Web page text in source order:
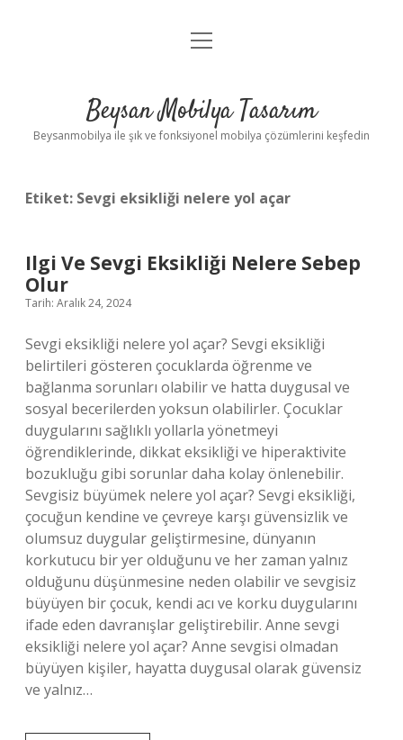
Anasayfa
Yasal Uyarı
menüyü
Beysan Mobilya Tasarım
Beysanmobilya ile şık ve fonksiyonel mobilya çözümlerini keşfedin
Etiket: Sevgi eksikliği nelere yol açar
Ilgi Ve Sevgi Eksikliği Nelere Sebep
Olur
Tarih: Aralık 24, 2024
Sevgi eksikliği nelere yol açar? Sevgi eksikliği
belirtileri gösteren çocuklarda öğrenme ve
bağlanma sorunları olabilir ve hatta duygusal ve
sosyal becerilerden yoksun olabilirler. Çocuklar
duygularını sağlıklı yollarla yönetmeyi
öğrendiklerinde, dikkat eksikliği ve hiperaktivite
bozukluğu gibi sorunlar daha kolay önlenebilir.
Sevgisiz büyümek nelere yol açar? Sevgi eksikliği,
çocuğun kendine ve çevreye karşı güvensizlik ve
olumsuz duygular geliştirmesine, dünyanın
korkutucu bir yer olduğunu ve her zaman yalnız
olduğunu düşünmesine neden olabilir ve sevgisiz
büyüyen bir çocuk, kendi acı ve korku duygularını
ifade eden davranışlar geliştirebilir. Anne sevgi
eksikliği nelere yol açar? Anne sevgisi olmadan
büyüyen kişiler, hayatta duygusal olarak güvensiz
ve yalnız…